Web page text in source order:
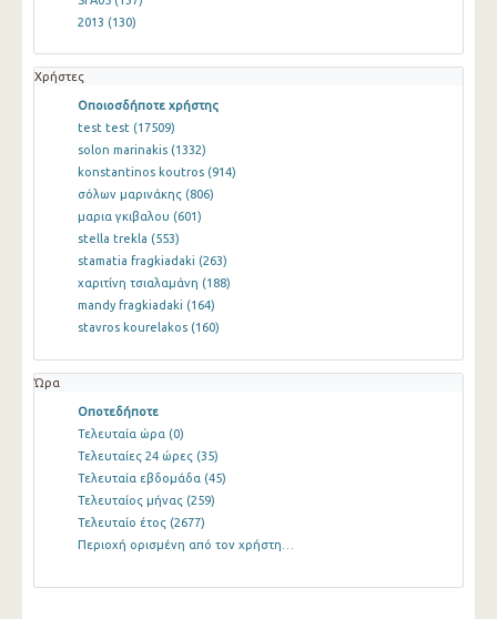
2013 (130)
Χρήστες
Οποιοσδήποτε χρήστης
test test (17509)
solon marinakis (1332)
konstantinos koutros (914)
σόλων μαρινάκης (806)
μαρια γκιβαλου (601)
stella trekla (553)
stamatia fragkiadaki (263)
χαριτίνη τσιαλαμάνη (188)
mandy fragkiadaki (164)
stavros kourelakos (160)
Ώρα
Οποτεδήποτε
Τελευταία ώρα (0)
Τελευταίες 24 ώρες (35)
Τελευταία εβδομάδα (45)
Τελευταίος μήνας (259)
Τελευταίο έτος (2677)
Περιοχή ορισμένη από τον χρήστη…